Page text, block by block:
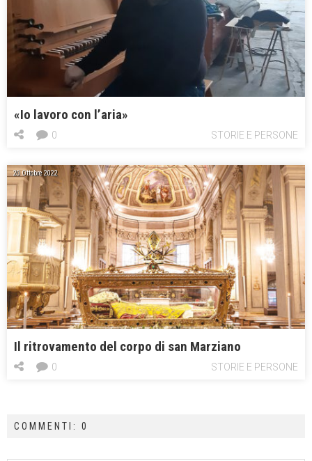
«Io lavoro con l’aria»
STORIE E PERSONE
0
20 Ottobre 2022
Il ritrovamento del corpo di san Marziano
STORIE E PERSONE
0
COMMENTI: 0